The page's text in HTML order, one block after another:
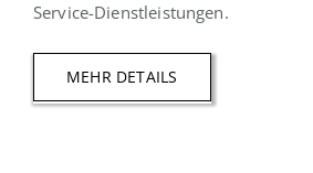
Service-Dienstleistungen.
MEHR DETAILS